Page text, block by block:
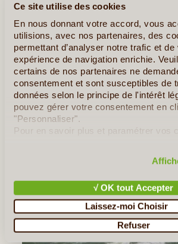
Ce site utilise des cookies
En nous donnant votre accord, vous
utilisions, avec nos partenaires, des
permettant d’analyser notre trafic et
expérience de navigation enrichie.
certains de nos partenaires ne
consentement et sont susceptibles de
données selon le principe de l'intérêt
pouvez gérer votre consentement en
"Personnaliser".
Pour en savoir plus et paramétrer vos
√ OK tout Accepter
Laissez-moi Choisir
Refuser
Tous les Articles sur
Quelques Idées de Voyages
De la Patagonie aux Chutes